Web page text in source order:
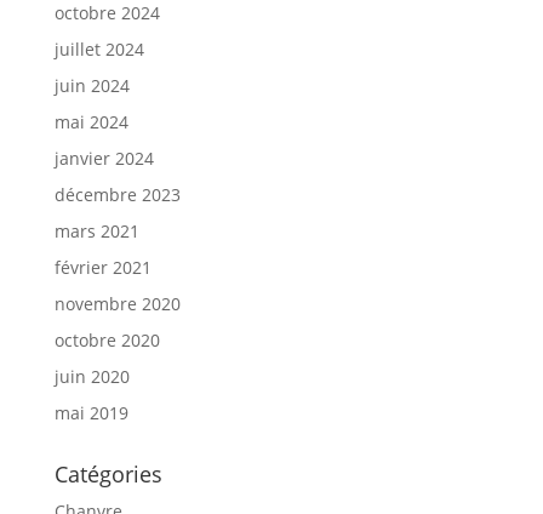
octobre 2024
juillet 2024
juin 2024
mai 2024
janvier 2024
décembre 2023
mars 2021
février 2021
novembre 2020
octobre 2020
juin 2020
mai 2019
Catégories